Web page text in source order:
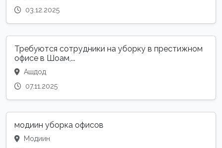
03.12.2025
Требуются сотрудники на уборку в престижном
офисе в Шоам,...
Ашдод
07.11.2025
модиин уборка офисов
Модиин